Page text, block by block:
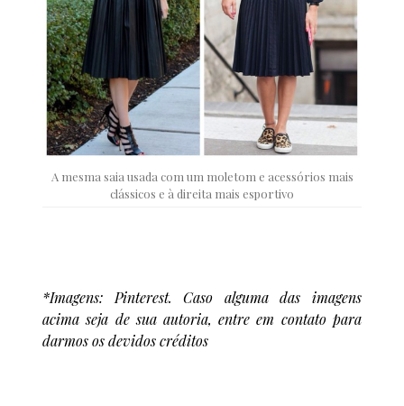
A mesma saia usada com um moletom e acessórios mais
clássicos e à direita mais esportivo
*Imagens: Pinterest. Caso alguma das imagens
acima seja de sua autoria, entre em contato para
darmos os devidos créditos